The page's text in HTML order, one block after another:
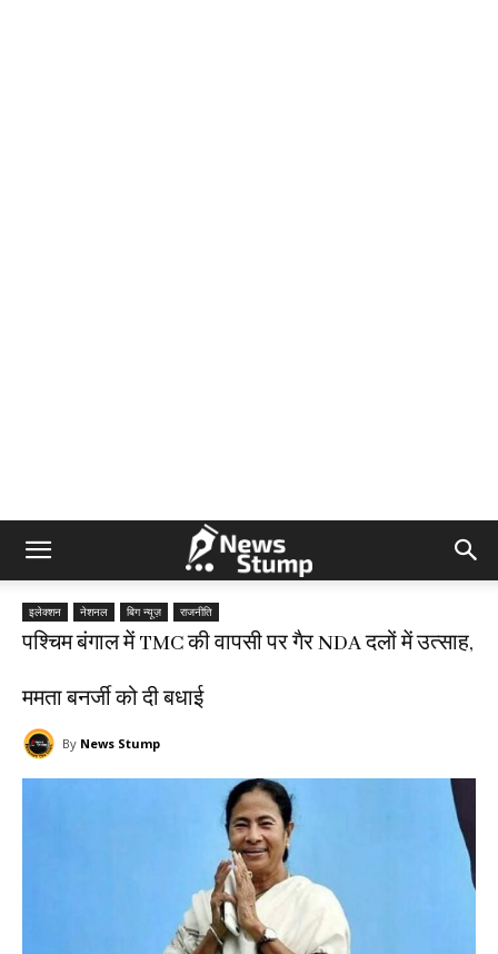
इलेक्शन नेशनल बिग न्यूज़ राजनीति
पश्चिम बंगाल में TMC की वापसी पर गैर NDA दलों में उत्साह,
ममता बनर्जी को दी बधाई
By News Stump